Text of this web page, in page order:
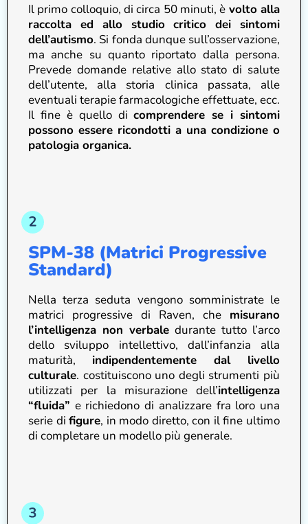
Il primo colloquio, di circa 50 minuti, è volto alla
raccolta ed allo studio critico dei sintomi
dell’autismo. Si fonda dunque sull’osservazione,
ma anche su quanto riportato dalla persona.
Prevede domande relative allo stato di salute
dell’utente, alla storia clinica passata, alle
eventuali terapie farmacologiche effettuate, ecc.
Il fine è quello dicomprendere se i sintomi
possono essere ricondotti a una condizione o
patologia organica.
SPM-38 (Matrici Progressive
Standard)
Nella terza seduta vengono somministrate le
matrici progressive di Raven, che misurano
l’intelligenza non verbale durante tutto l’arco
dello sviluppo intellettivo, dall’infanzia alla
maturità, indipendentemente dal livello
culturale. costituiscono uno degli strumenti più
utilizzati per la misurazione dell’intelligenza
“fluida” e richiedono di analizzare fra loro una
serie difigure, in modo diretto, con il fine ultimo
di completare un modello più generale.